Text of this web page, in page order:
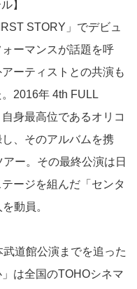
】
STORY」でデビュ
ーマンスが話題を呼
ーティストとの共演も
2016年 4th FULL
身最高位であるオリコ
、そのアルバムを携
ー。その最終公演は日
ージを組んだ「センタ
動員。
道館公演までを追った
は全国のTOHOシネマ